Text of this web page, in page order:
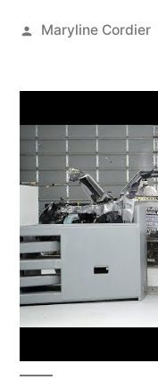
Publié
Maryline Cordier